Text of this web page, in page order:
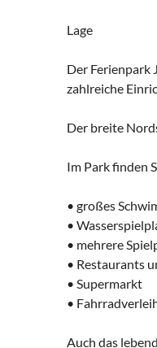
Lage
Der Ferienpark
zahlreiche
Der breite
Im Park finden
• großes
•
• mehrere
• Restaurants
• Supermarkt
•
Auch das